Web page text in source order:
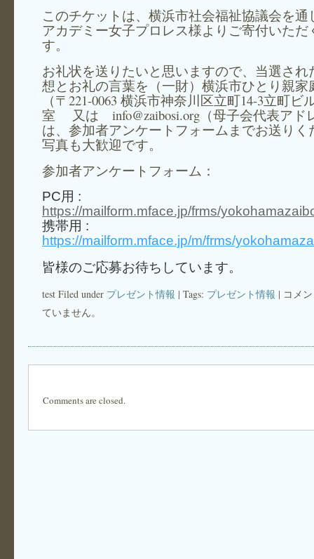
このチケットは、横浜市社会福祉協議会を通
アカデミー女子プロレス様よりご寄付いただ
す。
お礼状を送りたいと思いますので、当選され
想とお礼の言葉を（一財）横浜市ひとり親家
（〒221-0063 横浜市神奈川区立町14-3立町ビ
室 又は info@zaibosi.org（母子会代表アド
は、参加者アンケートフォームまでお送りく
写真も大歓迎です。
参加者アンケートフォーム：
PC用 :
https://mailform.mface.jp/frms/
携帯用 :
https://mailform.mface.jp/m/frms/
皆様のご応募お待ちしています。
test Filed under プレゼント情報 | Tags: プレゼント情報 | コメ
ていません。
Comments are closed.